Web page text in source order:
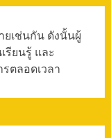
ยเช่นกัน ดังนั้นผู้
ยนรู้ และ
ตลอดเวลา